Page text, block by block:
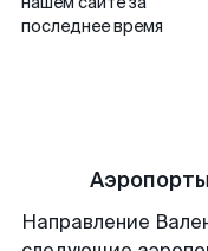
последнее время
Направление